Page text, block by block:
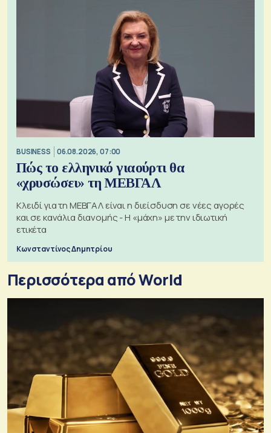
BUSINESS 06.08.2026, 07:00
Πώς το ελληνικό γιαούρτι θα
«χρυσώσει» τη ΜΕΒΓΑΛ
Κλειδί για τη ΜΕΒΓΑΛ είναι η διείσδυση σε νέες αγορές
και σε κανάλια διανομής - Η «μάχη» με την ιδιωτική
ετικέτα
Κωνσταντίνος Δημητρίου
Περισσότερα από World